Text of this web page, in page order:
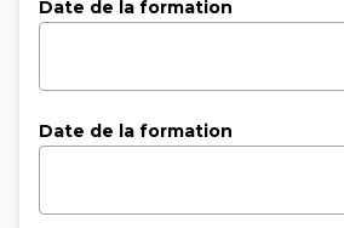
Date de la formation
Date de la formation